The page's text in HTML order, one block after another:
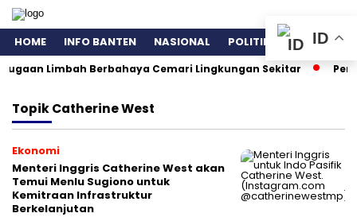
HOME INFO BANTEN NASIONAL POLITIK EKONOMI
Limbah Berbahaya Cemari Lingkungan Sekitar
TopikCatherine West
Ekonomi
Menteri Inggris Catherine West akan
Temui Menlu Sugiono untuk
Kemitraan Infrastruktur
Berkelanjutan
ID